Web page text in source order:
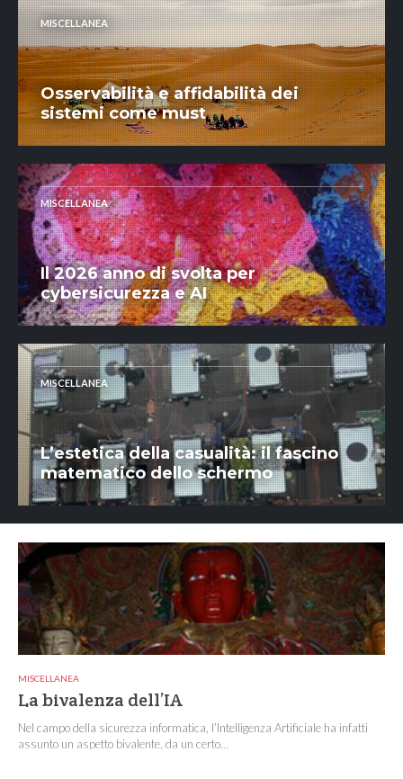
MISCELLANEA
Osservabilità e affidabilità dei
sistemi come must
MISCELLANEA
Il 2026 anno di svolta per
cybersicurezza e AI
MISCELLANEA
L’estetica della casualità: il fascino
matematico dello schermo
MISCELLANEA
La bivalenza dell’IA
Nel campo della sicurezza informatica, l’Intelligenza Artificiale ha infatti
assunto un aspetto bivalente, da un certo...